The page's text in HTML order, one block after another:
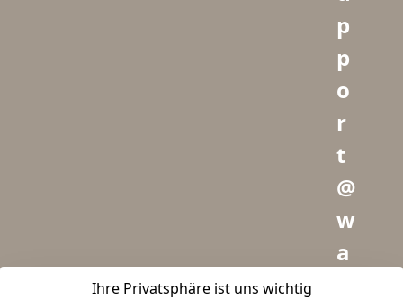
Ihre Privatsphäre ist uns wichtig
p
p
o
r
t
@
w
a